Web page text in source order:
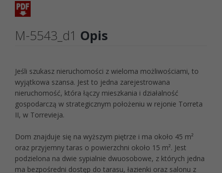
M-5543_d1 Opis
Jeśli szukasz nieruchomości z wieloma możliwościami, to
wyjątkowa szansa. Jest to jedna zarejestrowana
nieruchomość, która łączy mieszkania i działalność
gospodarczą w strategicznym położeniu w rejonie Torreta
II, w Torrevieja.
Dom znajduje się na wyższym piętrze i ma około 45 m²
oraz przyjemny taras o powierzchni około 15 m². Jest
podzielona na dwie sypialnie dwuosobowe, z których jedna
ma bezpośredni dostęp do tarasu, łazienki oraz salonu z